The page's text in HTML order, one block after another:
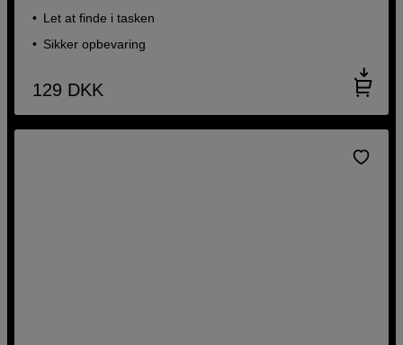
Let at finde i tasken
Sikker opbevaring
129 DKK